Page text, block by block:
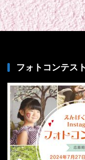
フォトコンテス